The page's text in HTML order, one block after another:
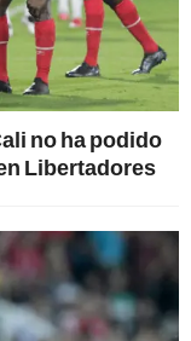
no ha podido
Libertadores